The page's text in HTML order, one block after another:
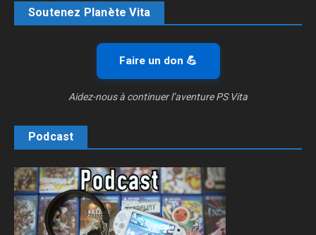
Soutenez Planète Vita
Faire un don 💪
Aidez-nous à continuer l’aventure PS Vita
Podcast